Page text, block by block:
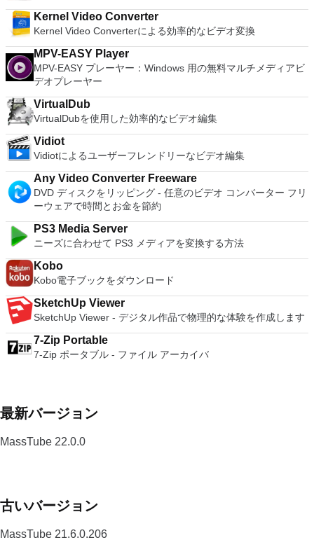
Kernel Video Converter
Kernel Video Converterによる効率的なビデオ変換
MPV-EASY Player
MPV-EASY プレーヤー：Windows 用の無料マルチメディアビ
デオプレーヤー
VirtualDub
VirtualDubを使用した効率的なビデオ編集
Vidiot
Vidiotによるユーザーフレンドリーなビデオ編集
Any Video Converter Freeware
DVD ディスクをリッピング - 任意のビデオ コンバーター フリ
ーウェアで時間とお金を節約
PS3 Media Server
ニーズに合わせて PS3 メディアを変換する方法
Kobo
Kobo電子ブックをダウンロード
SketchUp Viewer
SketchUp Viewer - デジタル作品で物理的な体験を作成します
7-Zip Portable
7-Zip ポータブル - ファイル アーカイバ
最新バージョン
MassTube 22.0.0
古いバージョン
MassTube 21.6.0.206